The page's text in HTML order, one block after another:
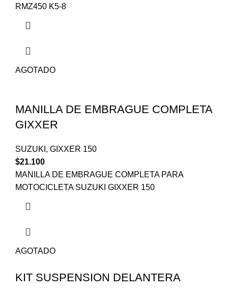
RMZ450 K5-8
AGOTADO
MANILLA DE EMBRAGUE COMPLETA
GIXXER
SUZUKI , GIXXER 150
$21.100
MANILLA DE EMBRAGUE COMPLETA PARA
MOTOCICLETA SUZUKI GIXXER 150
AGOTADO
KIT SUSPENSION DELANTERA